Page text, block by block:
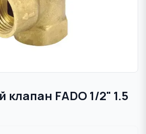
клапан FADO 1/2" 1.5